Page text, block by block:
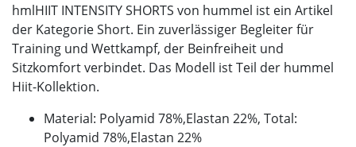
hmlHIIT INTENSITY SHORTS von hummel ist ein Artikel
der Kategorie Short. Ein zuverlässiger Begleiter für
Training und Wettkampf, der Beinfreiheit und
Sitzkomfort verbindet. Das Modell ist Teil der hummel
Hiit-Kollektion.
Material: Polyamid 78%,Elastan 22%, Total:
Polyamid 78%,Elastan 22%